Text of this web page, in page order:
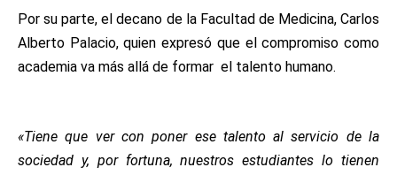
Por su parte, el decano de la Facultad de Medicina, Carlos
Alberto Palacio, quien expresó que el compromiso como
academia va más allá de formar el talento humano.
«Tiene que ver con poner ese talento al servicio de la
sociedad y, por fortuna, nuestros estudiantes lo tienen